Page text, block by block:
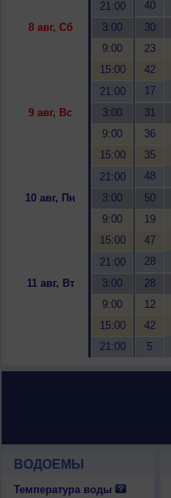
21:00
40
8 авг, Сб
3:00 30
9:00
23
15:00
42
21:00
17
9 авг, Вс
3:00 31
9:00
36
15:00
35
21:00
48
10 авг, Пн
3:00 50
9:00
19
15:00
47
21:00
28
11 авг, Вт
3:00 28
9:00
12
15:00
42
21:00
5
ВОДОЕМЫ
Температура воды